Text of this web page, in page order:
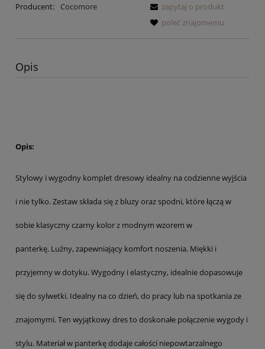
Producent: Cocomore
zapytaj o produkt
poleć znajomemu
Opis
Opis:
Stylowy i wygodny komplet dresowy idealny na codzienne wyjścia
i nie tylko. Zestaw składa się z bluzy oraz spodni, które łączą w
sobie klasyczny czarny kolor z modnym wzorem w
panterkę. Luźny, zapewniający komfort noszenia. Miękki i
przyjemny w dotyku. Wygodny i elastyczny, idealnie dopasowuje
się do sylwetki. Idealny na co dzień, do pracy lub na spotkania ze
znajomymi. Ten wyjątkowy dres to doskonałe połączenie wygody i
stylu. Materiał w panterkę dodaje całości niepowtarzalnego